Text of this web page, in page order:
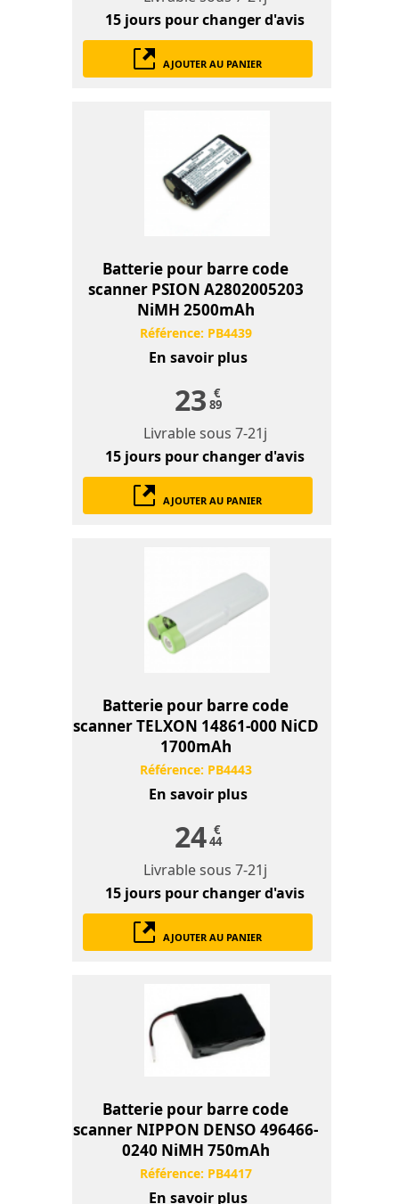
15 jours pour changer d'avis
AJOUTER AU PANIER
Batterie pour barre code
scanner PSION A2802005203
NiMH 2500mAh
Référence: PB4439
En savoir plus
23 €
89
Livrable sous 7-21j
15 jours pour changer d'avis
AJOUTER AU PANIER
Batterie pour barre code
scanner TELXON 14861-000 NiCD
1700mAh
Référence: PB4443
En savoir plus
24 €
44
Livrable sous 7-21j
15 jours pour changer d'avis
AJOUTER AU PANIER
Batterie pour barre code
scanner NIPPON DENSO 496466-
0240 NiMH 750mAh
Référence: PB4417
En savoir plus